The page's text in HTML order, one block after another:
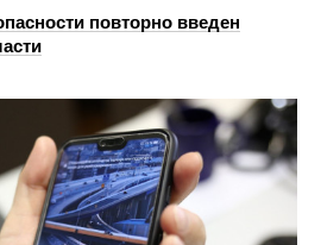
повторно введен